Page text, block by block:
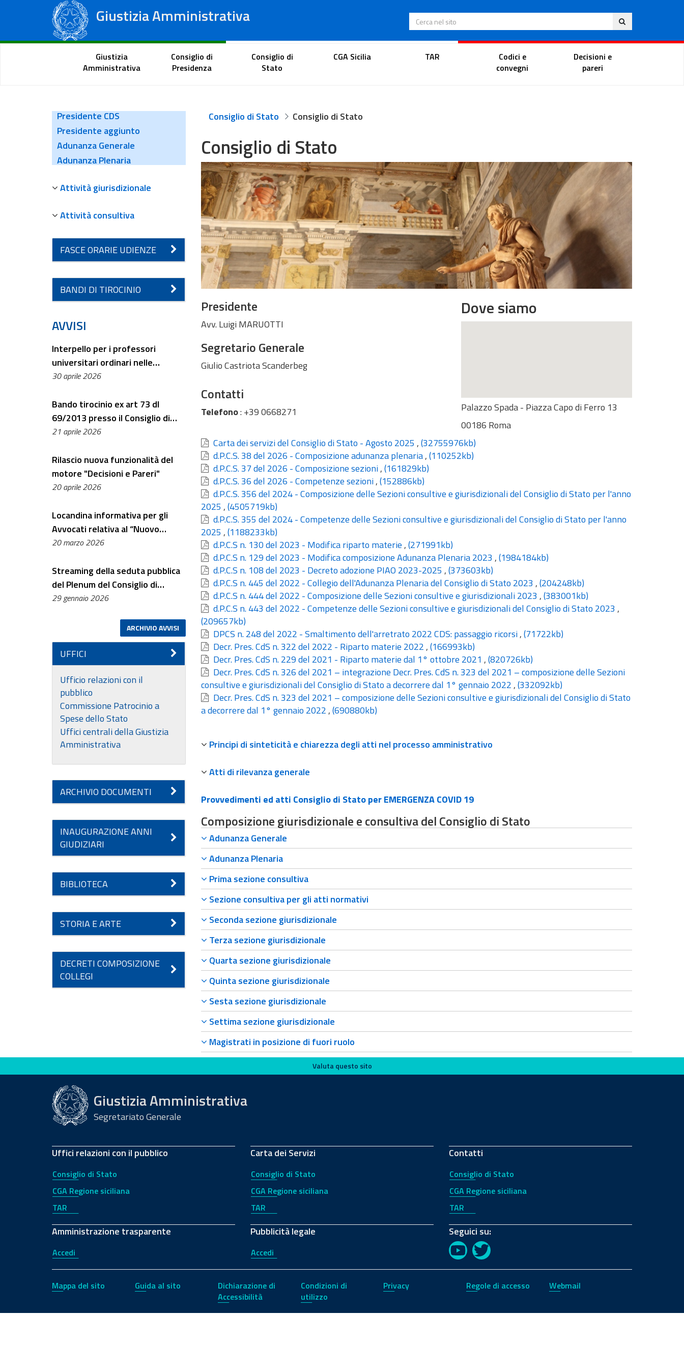
Giustizia Amministrativa
Tribunali Amministrativi Regionali
Ita
Cerca nel sito
Portale del cittadino Portale dell'avvocato Portale del magistrato
Giustizia
Amministrativa
Consiglio di
Presidenza
Consiglio di
Stato
CGA Sicilia TAR
Codici e
convegni
Decisioni e
pareri
Presidente CDS
Presidente aggiunto
Adunanza Generale
Adunanza Plenaria
Attività giurisdizionale
Attività consultiva
FASCE ORARIE UDIENZE
BANDI DI TIROCINIO
AVVISI
Interpello per i professori
universitari ordinari nelle
materie di diritto privato o di
un posto di componente
supplente della Commissione
esaminatrice del concorso a n. 51
30 aprile 2026
Bando tirocinio ex art 73 dl
69/2013 presso il Consiglio di
Stato
21 aprile 2026
Rilascio nuova funzionalità del
motore "Decisioni e Pareri"
20 aprile 2026
Locandina informativa per gli
Avvocati relativa al “Nuovo
Portale dell’Avvocato”
20 marzo 2026
Streaming della seduta pubblica
del Plenum del Consiglio di
Presidenza della Giustizia
29 gennaio 2026
ARCHIVIO AVVISI
UFFICI
Ufficio relazioni con il
pubblico
Commissione Patrocinio a
Spese dello Stato
Uffici centrali della Giustizia
Amministrativa
ARCHIVIO DOCUMENTI
INAUGURAZIONE ANNI
GIUDIZIARI
BIBLIOTECA
STORIA E ARTE
DECRETI COMPOSIZIONE
COLLEGI
Consiglio di Stato Consiglio di Stato
Consiglio di Stato
Presidente
Avv. Luigi MARUOTTI
Segretario Generale
Giulio Castriota Scanderbeg
Contatti
Telefono: +39 0668271
Dove siamo
Palazzo Spada - Piazza Capo di Ferro 13
00186 Roma
Carta dei servizi del Consiglio di Stato - Agosto 2025 ,(32755976kb)
d.P.C.S. 38 del 2026 - Composizione adunanza plenaria,(110252kb)
d.P.C.S. 37 del 2026 - Composizione sezioni,(161829kb)
d.P.C.S. 36 del 2026 - Competenze sezioni,(152886kb)
d.P.C.S. 356 del 2024 - Composizione delle Sezioni consultive e giurisdizionali del Consiglio di Stato per l'anno
2025 ,(4505719kb)
d.P.C.S. 355 del 2024 - Competenze delle Sezioni consultive e giurisdizionali del Consiglio di Stato per l'anno
2025 ,(1188233kb)
d.P.C.S n. 130 del 2023 - Modifica riparto materie ,(271991kb)
d.P.C.S n. 129 del 2023 - Modifica composizione Adunanza Plenaria 2023 ,(1984184kb)
d.P.C.S n. 108 del 2023 - Decreto adozione PIAO 2023-2025 ,(373603kb)
d.P.C.S n. 445 del 2022 - Collegio dell'Adunanza Plenaria del Consiglio di Stato 2023 ,(204248kb)
d.P.C.S n. 444 del 2022 - Composizione delle Sezioni consultive e giurisdizionali 2023 ,(383001kb)
d.P.C.S n. 443 del 2022 - Competenze delle Sezioni consultive e giurisdizionali del Consiglio di Stato 2023 ,
(209657kb)
DPCS n. 248 del 2022 - Smaltimento dell'arretrato 2022 CDS: passaggio ricorsi,(71722kb)
Decr. Pres. CdS n. 322 del 2022 - Riparto materie 2022 ,(166993kb)
Decr. Pres. CdS n. 229 del 2021 - Riparto materie dal 1° ottobre 2021 ,(820726kb)
Decr. Pres. CdS n. 326 del 2021 – integrazione Decr. Pres. CdS n. 323 del 2021 – composizione delle Sezioni
consultive e giurisdizionali del Consiglio di Stato a decorrere dal 1° gennaio 2022 ,(332092kb)
Decr. Pres. CdS n. 323 del 2021 – composizione delle Sezioni consultive e giurisdizionali del Consiglio di Stato
a decorrere dal 1° gennaio 2022 ,(690880kb)
Principi di sinteticità e chiarezza degli atti nel processo amministrativo
Atti di rilevanza generale
Provvedimenti ed atti Consiglio di Stato per EMERGENZA COVID 19
Composizione giurisdizionale e consultiva del Consiglio di Stato
Adunanza Generale
Adunanza Plenaria
Prima sezione consultiva
Sezione consultiva per gli atti normativi
Seconda sezione giurisdizionale
Terza sezione giurisdizionale
Quarta sezione giurisdizionale
Quinta sezione giurisdizionale
Sesta sezione giurisdizionale
Settima sezione giurisdizionale
Magistrati in posizione di fuori ruolo
Valuta questo sito Valuta questo sito
Giustizia Amministrativa
Segretariato Generale
Uffici relazioni con il pubblico
Consiglio di Stato
CGA Regione siciliana
TAR
Amministrazione trasparente
Accedi
Carta dei Servizi
Consiglio di Stato
CGA Regione siciliana
TAR
Pubblicità legale
Accedi
Contatti
Consiglio di Stato
CGA Regione siciliana
TAR
Seguici su:
YouTubeTwitter
Mappa del sito Guida al sito
Dichiarazione di
Accessibilità
Condizioni di
utilizzo
Privacy Regole di accesso Webmail